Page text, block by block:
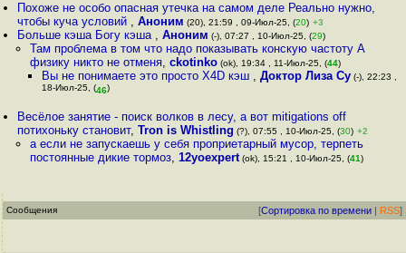
Похоже не особо опасная утечка на самом деле Реально нужно,
чтобы куча условий ,Аноним (20), 21:59 , 09-Июл-25, (20) +3
Больше кэша Богу кэша ,Аноним (-), 07:27 , 10-Июл-25, (29)
Там проблема в том что надо показывать конскую частоту А
физику никто не отменя, ckotinko(ok), 19:34 , 11-Июл-25, (44)
Вы не понимаете это просто X4D кэш , Доктор Лиза Су(-), 22:23 ,
18-Июл-25, (46)
Весёлое занятие - поиск волков в лесу, а вот mitigations off
потихоньку становит,Tron is Whistling (?), 07:55 , 10-Июл-25, (30) +2
а если не запускаешь у себя проприетарный мусор, терпеть
постоянные дикие тормоз, 12yoexpert(ok), 15:21 , 10-Июл-25, (41)
Сообщения [Сортировка по времени | RSS]